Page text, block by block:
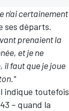
n'ai certainement
ses départs.
prenaient la
et je ne
il faut que je joue
indique toutefois
– quand la